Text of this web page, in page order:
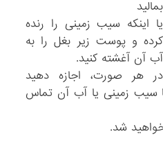
بمالید
یا اینکه سیب زمینی را رنده
کرده و پوست زیر بغل را به
آب آن آغشته کنید.
در هر صورت، اجازه دهید
۱۵دقیقه با سیب زمینی یا آب آن تماس
شد.